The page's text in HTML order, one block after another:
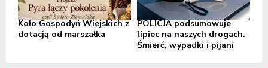
Koło Gospodyń Wiejskich z
dotacją od marszałka
POLICJA podsumowuje
lipiec na naszych drogach.
Śmierć, wypadki i pijani